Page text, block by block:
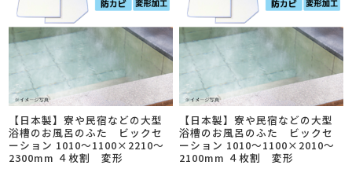
【日本製】寮や民宿などの大型
浴槽のお風呂のふた ビックセ
ーション 1010～1100×2210～
2300mm ４枚割 変形
【日本製】寮や民宿などの大型
浴槽のお風呂のふた ビックセ
ーション 1010～1100×2010～
2100mm ４枚割 変形